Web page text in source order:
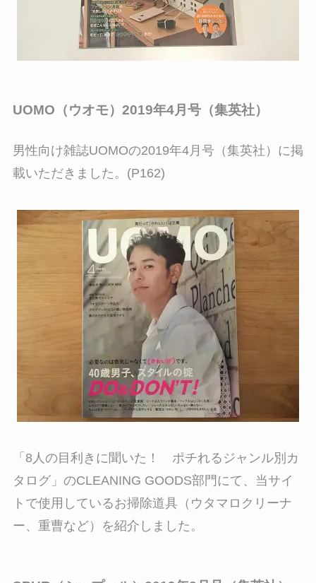
UOMO（ウオモ）2019年4月号（集英社）
男性向け雑誌UOMOの2019年4月号（集英社）に掲
載いただきました。(P162)
「8人の目利きに聞いた！ ポチれるジャンル別カ
タログ」のCLEANING GOODS部門にて、当サイ
トで使用しているお掃除道具（ウタマロクリーナ
ー、重曹など）を紹介しました。